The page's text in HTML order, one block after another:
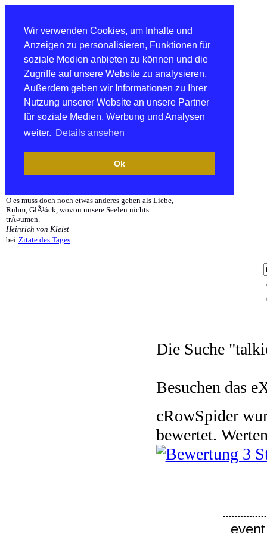
Wir verwenden Cookies, um Inhalte und
Anzeigen zu personalisieren, Funktionen für
soziale Medien anbieten zu können und die
Zugriffe auf unsere Website zu analysieren.
Außerdem geben wir Informationen zu Ihrer
Nutzung unserer Website an unsere Partner
für soziale Medien, Werbung und Analysen
weiter. Details ansehen
Ok
O es muss doch noch etwas anderes geben als Liebe,
Ruhm, GlÃ¼ck, wovon unsere Seelen nichts
trÃ¤umen.
Heinrich von Kleist
bei Zitate des Tages
Die Suche
Besuchen das
cRowSpider
bewertet.
event